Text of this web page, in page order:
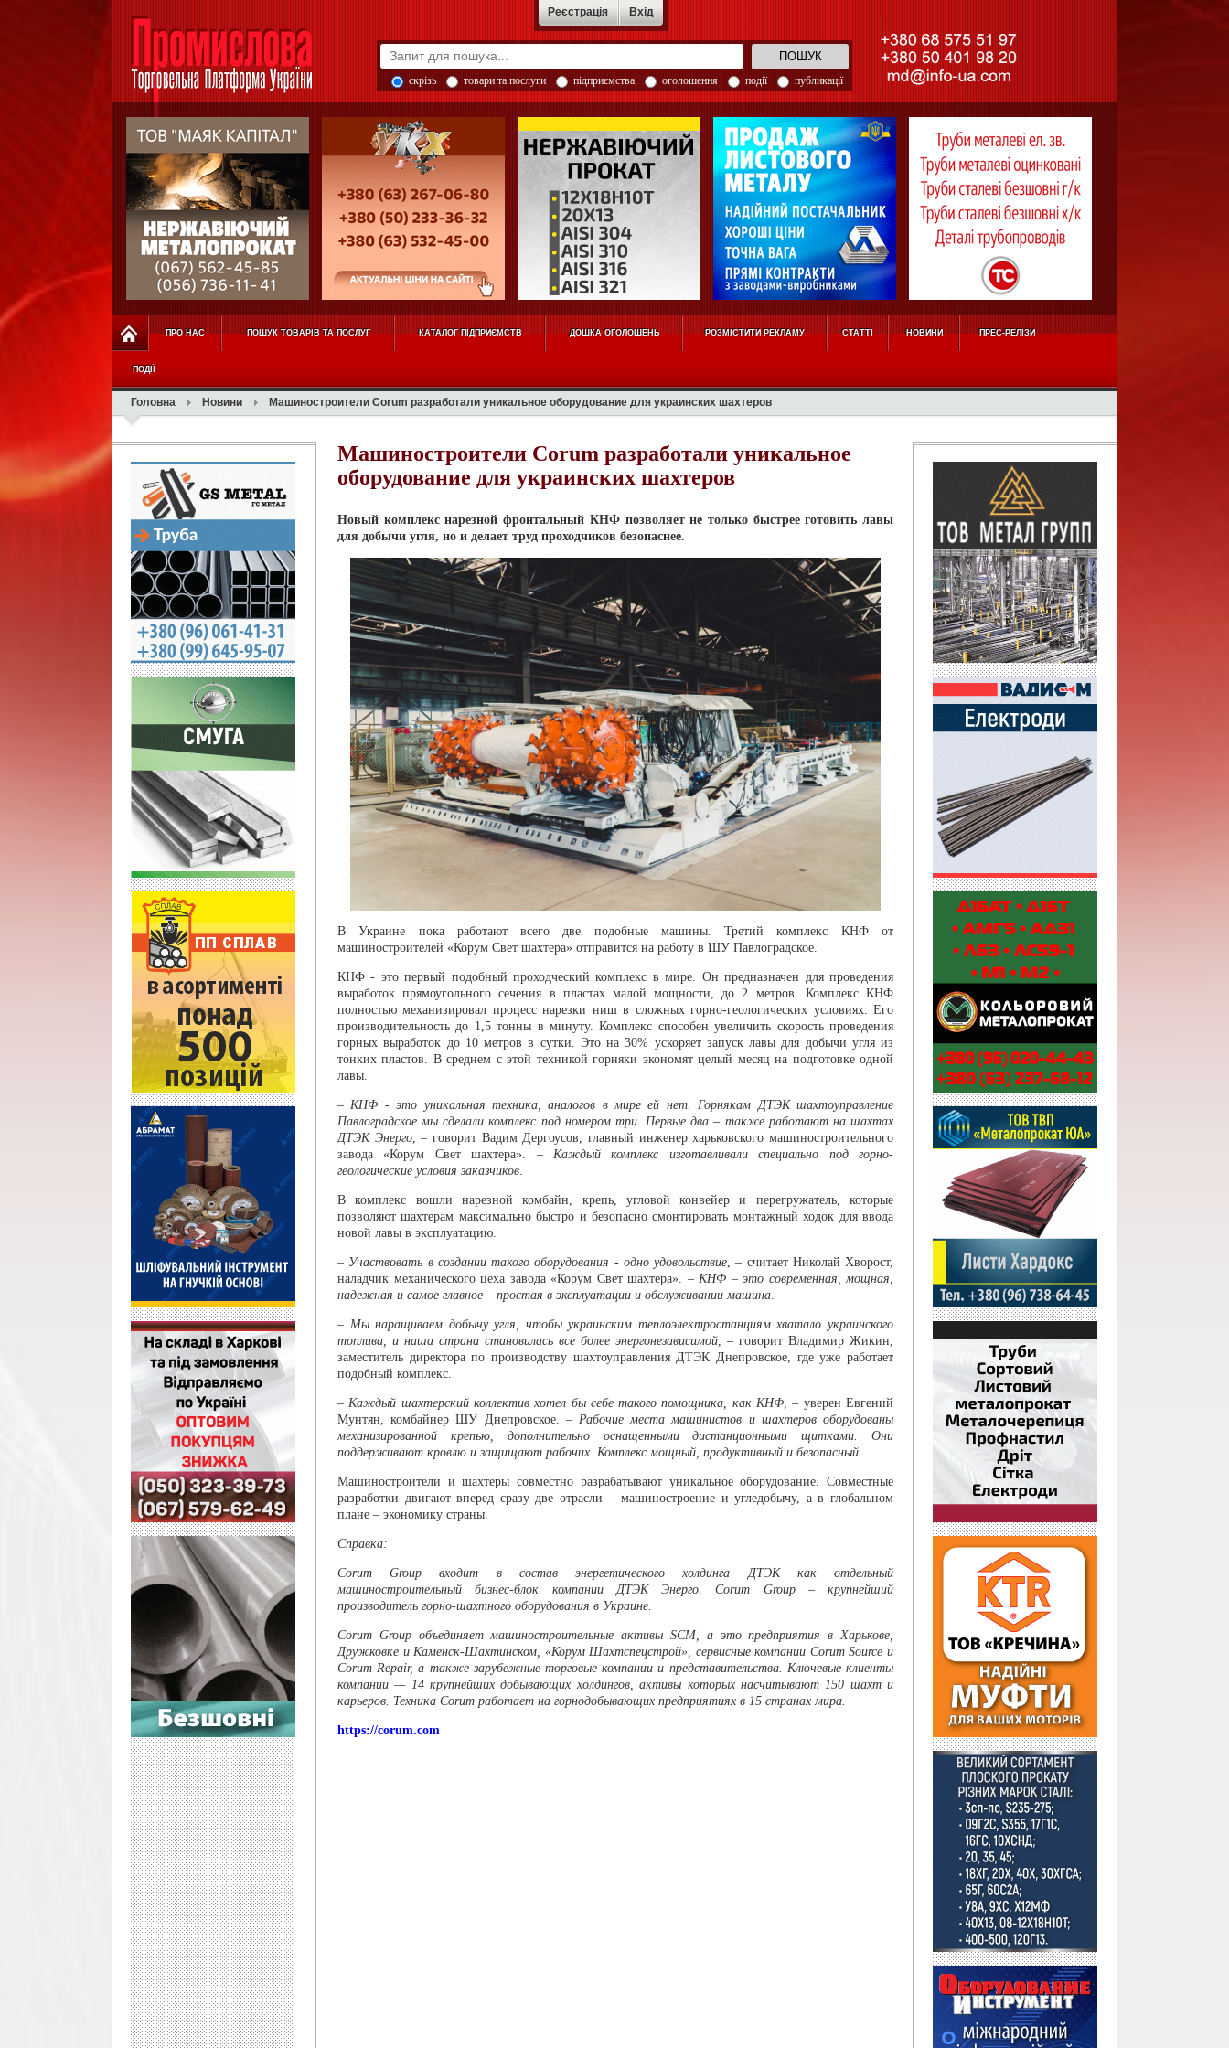
Реєстрація Вхід
скрізь товари та послуги підприємства оголошення події публикації
ПРО НАС ПОШУК ТОВАРІВ ТА ПОСЛУГ КАТАЛОГ ПІДПРИЄМСТВ ДОШКА ОГОЛОШЕНЬ РОЗМІСТИТИ РЕКЛАМУ СТАТТІ НОВИНИ ПРЕС-РЕЛІЗИ
ПОДІЇ
Головна Новини Машиностроители Corum разработали уникальное оборудование для украинских шахтеров
Машиностроители Corum разработали уникальное
оборудование для украинских шахтеров
Новый комплекс нарезной фронтальный КНФ позволяет не только быстрее готовить лавы
для добычи угля, но и делает труд проходчиков безопаснее.
В Украине пока работают всего две подобные машины. Третий комплекс КНФ от
машиностроителей «Корум Свет шахтера» отправится на работу в ШУ Павлоградское.
КНФ - это первый подобный проходческий комплекс в мире. Он предназначен для проведения
выработок прямоугольного сечения в пластах малой мощности, до 2 метров. Комплекс КНФ
полностью механизировал процесс нарезки ниш в сложных горно-геологических условиях. Его
производительность до 1,5 тонны в минуту. Комплекс способен увеличить скорость проведения
горных выработок до 10 метров в сутки. Это на 30% ускоряет запуск лавы для добычи угля из
тонких пластов. В среднем с этой техникой горняки экономят целый месяц на подготовке одной
лавы.
– КНФ - это уникальная техника, аналогов в мире ей нет. Горнякам ДТЭК шахтоуправление
Павлоградское мы сделали комплекс под номером три. Первые два – также работают на шахтах
ДТЭК Энерго, – говорит Вадим Дергоусов, главный инженер харьковского машиностроительного
завода «Корум Свет шахтера». – Каждый комплекс изготавливали специально под горно-
геологические условия заказчиков.
В комплекс вошли нарезной комбайн, крепь, угловой конвейер и перегружатель, которые
позволяют шахтерам максимально быстро и безопасно смонтировать монтажный ходок для ввода
новой лавы в эксплуатацию.
– Участвовать в создании такого оборудования - одно удовольствие, – считает Николай Хворост,
наладчик механического цеха завода «Корум Свет шахтера». – КНФ – это современная, мощная,
надежная и самое главное – простая в эксплуатации и обслуживании машина.
– Мы наращиваем добычу угля, чтобы украинским теплоэлектростанциям хватало украинского
топлива, и наша страна становилась все более энергонезависимой, – говорит Владимир Жикин,
заместитель директора по производству шахтоуправления ДТЭК Днепровское, где уже работает
подобный комплекс.
–Каждый шахтерский коллектив хотел бы себе такого помощника, как КНФ, – уверенЕвгений
Мунтян, комбайнер ШУ Днепровское. – Рабочие места машинистов и шахтеров оборудованы
механизированной крепью, дополнительно оснащенными дистанционными щитками. Они
поддерживают кровлю и защищают рабочих. Комплекс мощный, продуктивный и безопасный.
Машиностроители и шахтеры совместно разрабатывают уникальное оборудование. Совместные
разработки двигают вперед сразу две отрасли – машиностроение и угледобычу, а в глобальном
плане – экономику страны.
Справка:
Corum Group входит в состав энергетического холдинга ДТЭК как отдельный
машиностроительный бизнес-блок компании ДТЭК Энерго. Corum Group – крупнейший
производитель горно-шахтного оборудования в Украине.
Corum Group объединяет машиностроительные активы SCM, а это предприятия в Харькове,
Дружковке и Каменск-Шахтинском, «Корум Шахтспецстрой», сервисные компании Corum Source и
Corum Repair, а также зарубежные торговые компании и представительства. Ключевые клиенты
компании — 14 крупнейших добывающих холдингов, активы которых насчитывают 150 шахт и
карьеров. Техника Corum работает на горнодобывающих предприятиях в 15 странах мира.
https://corum.com